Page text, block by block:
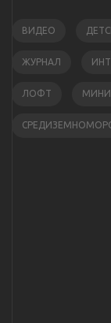
ВИДЕО
ЖУРНАЛ
ЛОФТ